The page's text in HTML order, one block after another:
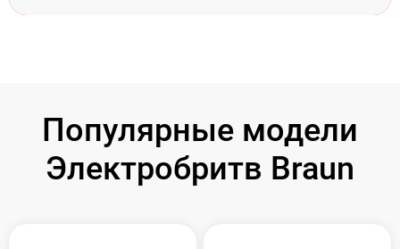
Популярные модели
Электробритв Braun